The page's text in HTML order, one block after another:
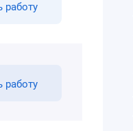
работу
работу